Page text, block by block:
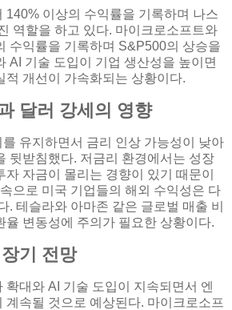
140% 이상의 수익률을 기록하며 나스
역할을 하고 있다. 마이크로소프트와
수익률을 기록하며 S&P500의 상승을
AI 기술 도입이 기업 생산성을 높이면
적 개선이 가속화되는 상황이다.
달러 강세의 영향
유지하면서 금리 인상 가능성이 낮아
뒷받침했다. 저금리 환경에서는 성장
자금이 몰리는 경향이 있기 때문이
으로 미국 기업들의 해외 수익성은 다
. 테슬라와 아마존 같은 글로벌 매출 비
율 변동성에 주의가 필요한 상황이다.
기 전망
확대와 AI 기술 도입이 지속되면서 엔
계속될 것으로 예상된다. 마이크로소프